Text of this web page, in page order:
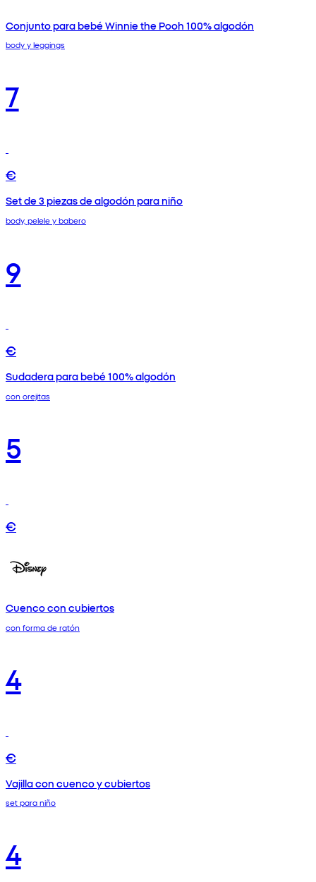
Conjunto para bebé Winnie the Pooh 100% algodón
body y leggings
7
€
Set de 3 piezas de algodón para niño
body, pelele y babero
9
€
Sudadera para bebé 100% algodón
con orejitas
5
€
Cuenco con cubiertos
con forma de ratón
4
€
Vajilla con cuenco y cubiertos
set para niño
4